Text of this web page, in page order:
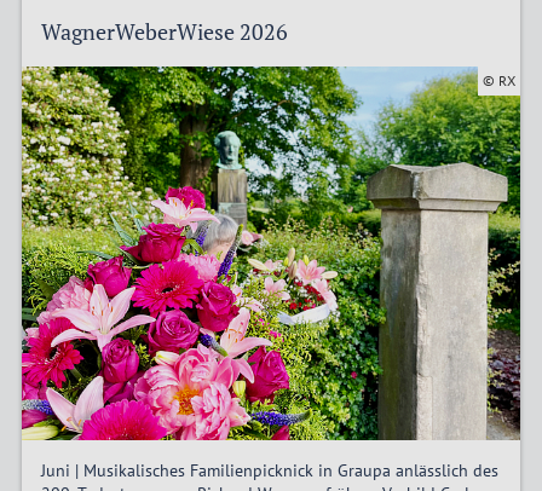
WagnerWeberWiese 2026
© RX
Juni | Musikalisches Familienpicknick in Graupa anlässlich des